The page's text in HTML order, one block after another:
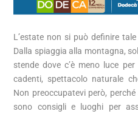
L’estate non si può definire
Dalla spiaggia alla montagna,
stende dove c’è meno luce
cadenti, spettacolo naturale
Non preoccupatevi però,
sono consigli e luoghi per